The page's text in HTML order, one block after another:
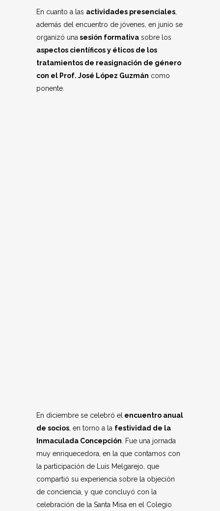
En cuanto a las actividades presenciales
además del encuentro de jóvenes, en junio se
organizó una sesión formativa sobre los
aspectos científicos y éticos de los
tratamientos de reasignación de género
con el Prof. José López Guzmán como
ponente.
En diciembre se celebró el encuentro anual
de socios , en torno a la festividad de la
Inmaculada Concepción . Fue una jornada
muy enriquecedora, en la que contamos con
la participación de Luis Melgarejo, que
compartió su experiencia sobre la objeción
de conciencia, y que concluyó con la
celebración de la Santa Misa en el Colegio